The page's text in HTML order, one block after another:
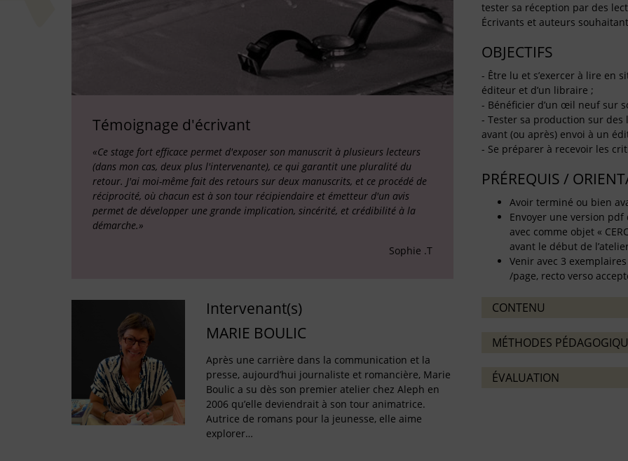
Témoignage d'écrivant
«Ce stage fort efficace permet d'exposer son manuscrit à plusieurs lecteurs
(dans mon cas, deux plus l'intervenante), ce qui garantit une pluralité du
retour. J'ai moi-même fait des retours sur deux manuscrits, et ce procédé de
réciprocité, où chacun est à son tour récipiendaire et émetteur d'un avis
permet de développer une grande implication, sincérité, et crédibilité à la
démarche.»
Sophie .T
Intervenant(s)
MARIE BOULIC
Après une carrière dans la communication et la
presse, aujourd’hui journaliste et romancière, Marie
Boulic a su dès son premier atelier chez Aleph en
2006 qu’elle deviendrait à son tour animatrice.
Autrice de romans pour la jeunesse, elle aime
explorer…
tester sa réception par des
Écrivants et auteurs
OBJECTIFS
- Être lu et s’exercer à lire en
éditeur et d’un libraire ;
- Bénéficier d’un œil neuf sur
- Tester sa production sur des
avant (ou après) envoi à un
- Se préparer à recevoir les
PRÉREQUIS /
Avoir terminé ou bien
Envoyer une version
avec comme objet «
avant le début de
Venir avec 3
/page, recto verso
CONTENU
MÉTHODES
ÉVALUATION